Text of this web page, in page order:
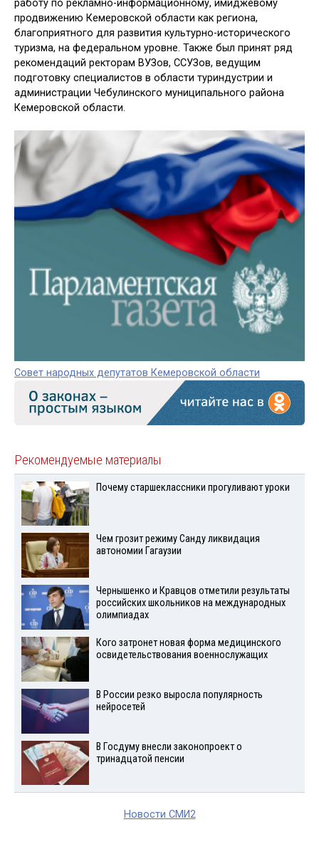
работу по рекламно-информационному, имиджевому
продвижению Кемеровской области как региона,
благоприятного для развития культурно-исторического
туризма, на федеральном уровне. Также был принят ряд
рекомендаций ректорам ВУЗов, ССУЗов, ведущим
подготовку специалистов в области туриндустрии и
администрации Чебулинского муниципального района
Кемеровской области.
Совет народных депутатов Кемеровской области
Рекомендуемые материалы
Почему старшеклассники прогуливают уроки
Чем грозит режиму Санду ликвидация
автономии Гагаузии
Чернышенко и Кравцов отметили результаты
российских школьников на международных
олимпиадах
Кого затронет новая форма медицинского
освидетельствования военнослужащих
В России резко выросла популярность
нейросетей
В Госдуму внесли законопроект о
тринадцатой пенсии
Новости СМИ2